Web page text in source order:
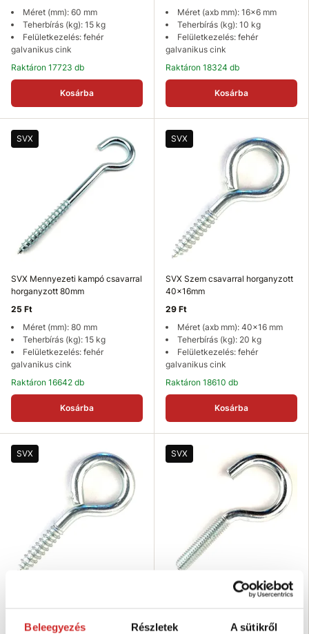
Beleegyezés Részletek A sütikről
Méret (mm): 60 mm
Teherbírás (kg): 15 kg
Felületkezelés: fehér
galvanikus cink
Raktáron 17723 db
Kosárba
Méret (axb mm): 16x6 mm
Teherbírás (kg): 10 kg
Felületkezelés: fehér
galvanikus cink
Raktáron 18324 db
Kosárba
SVX
SVX Mennyezeti kampó csavarral
horganyzott 80mm
25 Ft
Méret (mm): 80 mm
Teherbírás (kg): 15 kg
Felületkezelés: fehér
galvanikus cink
Raktáron 16642 db
Kosárba
SVX
SVX Szem csavarral horganyzott
40x16mm
29 Ft
Méret (axb mm): 40x16 mm
Teherbírás (kg): 20 kg
Felületkezelés: fehér
galvanikus cink
Raktáron 18610 db
Kosárba
SVX
12 Ft
SVX
SVX Menetes kampó horganyzott
23 Ft